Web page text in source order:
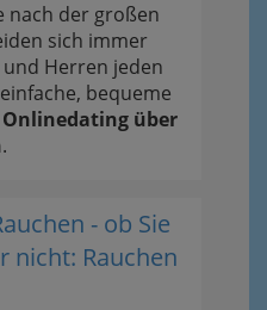
nach der großen
sich immer
Herren jeden
bequeme
Onlinedating über
.
- ob Sie
nicht: Rauchen